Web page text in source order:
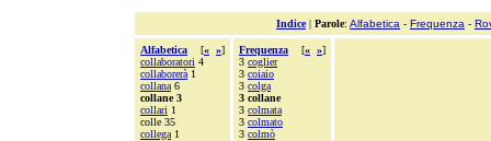
Indice| Parole: Alfabetica - Frequenza -
Alfabetica [« »]
collaboratori 4
collaborerà 1
collana 6
collane 3
collari 1
colle 35
collega 1
Frequenza [« »]
3 coglier
3 coiaio
3 colga
3 collane
3 colmata
3 colmato
3 colmò